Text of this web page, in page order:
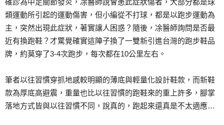
確診為中足關節發炎，凃醫師說會患此症狀傷者，大部分都是球
類運動所引起的運動傷害，但小編從不打球，都是以跑步運動為
主，突然出現此症狀，著實讓人困惑？隨後，凃醫師詢問是否最
近有換跑鞋？才驚覺確實這陣子換了一雙新引進台灣的跑步鞋品
牌，約莫穿了3-4次跑步，每次都在10公里左右。
筆者以往習慣穿抓地感較明顯的薄底與輕量化設計鞋款，而新鞋
款為厚底高避震，重量也比以往習慣的跑鞋來的重上許多，腳掌
落地方式皆與以往習慣不同，說真的，跑起來還真是不太適應…